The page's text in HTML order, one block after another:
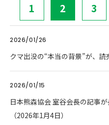
1 2 3
2026/01/26
クマ出没の“本当の背景”が、
2026/01/15
日本熊森協会 室谷会長の記事
（2026年1月4日）